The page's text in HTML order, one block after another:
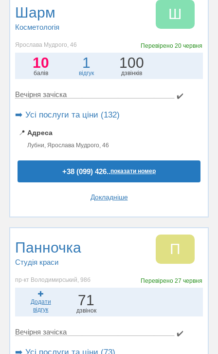
Шарм
Косметологія
Ш
Ярослава Мудрого, 46 Перевірено20 червня
10
балів
1
відгук
100
дзвінків
Вечірня зачіска ✔️
➡️ Усі послуги та ціни (132)
📍 Адреса
Лубни, Ярослава Мудрого, 46
+38 (099) 426..показати номер
Докладніше
Панночка
Студія краси
П
пр-кт Володимирський, 98б Перевірено27 червня
Додати
відгук
71
дзвінок
Вечірня зачіска ✔️